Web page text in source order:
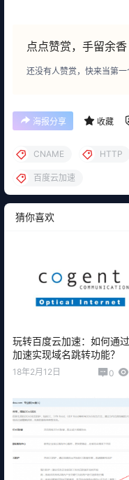
点点赞赏，手留余香
还没有人赞赏，快来当第一
海报分享 收藏
CNAME HTTP
百度云加速
猜你喜欢
玩转百度云加速：如何通
加速实现域名跳转功能？
18年2月12日 0